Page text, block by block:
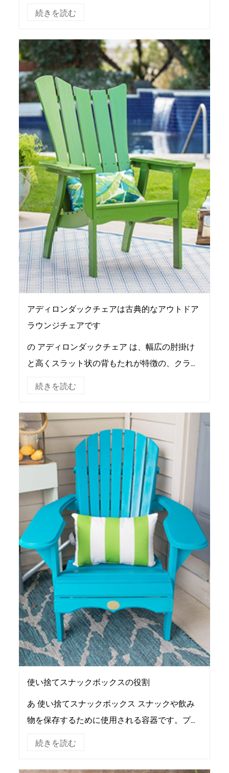
ェア以外に探す必要はありません。これらの椅
ます。セットで購...
続きを読む
アディロンダックチェアは古典的なアウトドア
ラウンジチェアです
の アディロンダックチェア は、幅広の肘掛け
と高くスラット状の背もたれが特徴の、クラシ
ックなアウトドア ラウンジ チェアです。シー
前の由来...
続きを読む
使い捨てスナックボックスの役割
あ 使い捨てスナックボックス スナックや飲み
物を保存するために使用される容器です。プラ
スチック素材でできており、箱本体と蓋で構成
鍛造を使用...
続きを読む